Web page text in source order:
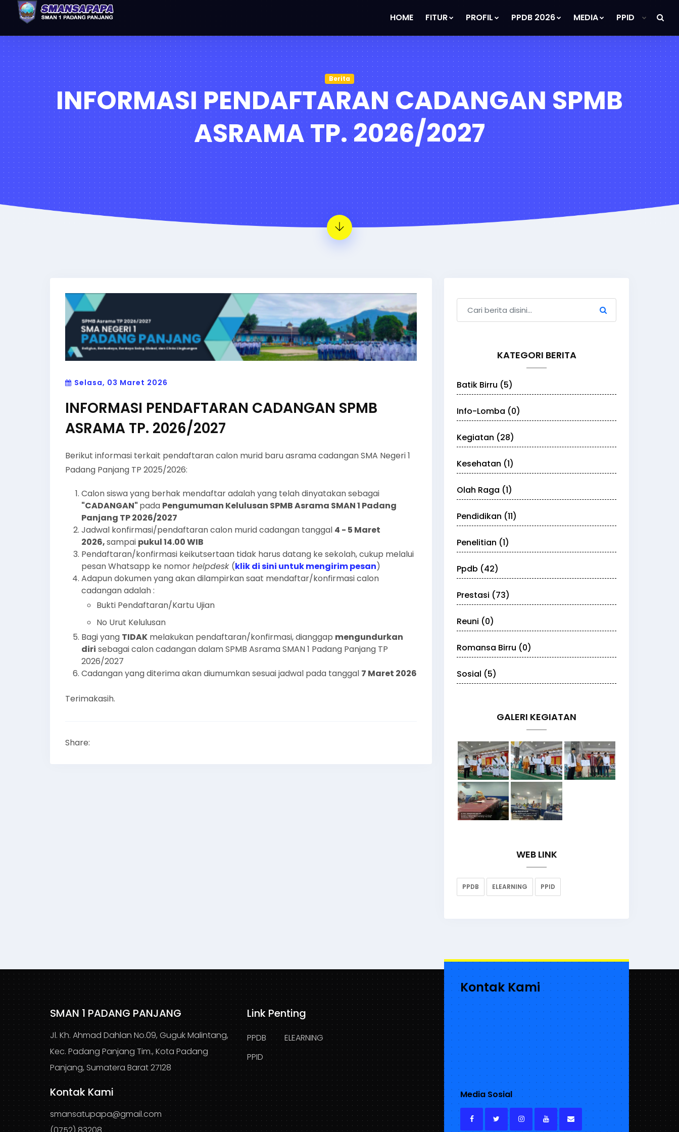
HOME FITUR PROFIL PPDB 2026 MEDIA PPID
Berita
INFORMASI PENDAFTARAN CADANGAN SPMB
ASRAMA TP. 2026/2027
Selasa, 03 Maret 2026
INFORMASI PENDAFTARAN CADANGAN SPMB
ASRAMA TP. 2026/2027
Berikut informasi terkait pendaftaran calon murid baru asrama cadangan SMA Negeri 1
Padang Panjang TP 2025/2026:
Calon siswa yang berhak mendaftar adalah yang telah dinyatakan sebagai
"CADANGAN" pada Pengumuman Kelulusan SPMB Asrama SMAN 1 Padang
Panjang TP 2026/2027
Jadwal konfirmasi/pendaftaran calon murid cadangan tanggal 4 - 5 Maret
2026,sampai pukul 14.00 WIB
Pendaftaran/konfirmasi keikutsertaan tidak harus datang ke sekolah, cukup melalui
pesan Whatsapp ke nomorhelpdesk (klik di sini untuk mengirim pesan)
Adapun dokumen yang akan dilampirkan saat mendaftar/konfirmasi calon
cadangan adalah :
Bukti Pendaftaran/Kartu Ujian
No Urut Kelulusan
Bagi yang TIDAK melakukan pendaftaran/konfirmasi, dianggap mengundurkan
diri sebagai calon cadangan dalam SPMB Asrama SMAN 1 Padang Panjang TP
2026/2027
Cadangan yang diterima akan diumumkan sesuai jadwal pada tanggal 7 Maret 2026
Terimakasih.
Share:
KATEGORI BERITA
Batik Birru (5)
Info-Lomba (0)
Kegiatan (28)
Kesehatan (1)
Olah Raga (1)
Pendidikan (11)
Penelitian (1)
Ppdb (42)
Prestasi (73)
Reuni (0)
Romansa Birru (0)
Sosial (5)
GALERI KEGIATAN
WEB LINK
PPDB ELEARNING PPID
SMAN 1 PADANG PANJANG
Jl. Kh. Ahmad Dahlan No.09, Guguk Malintang,
Kec. Padang Panjang Tim., Kota Padang
Panjang, Sumatera Barat 27128
Kontak Kami
smansatupapa@gmail.com
Link Penting
PPDB
ELEARNING
PPID
Kontak Kami
Media Sosial